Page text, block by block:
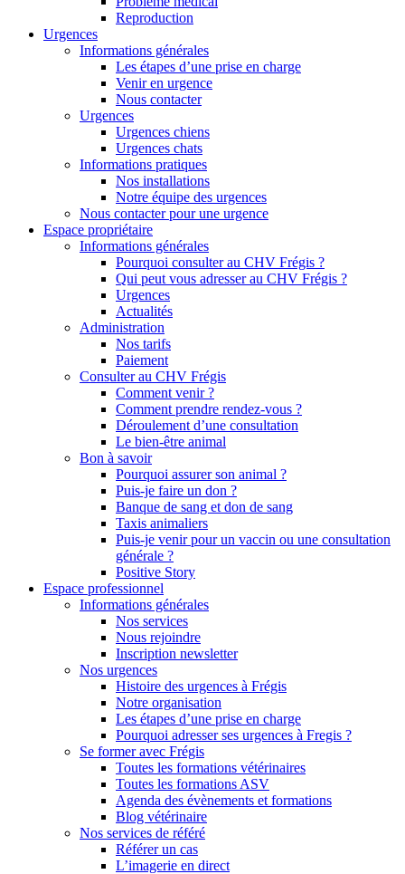
Reproduction
Urgences
Informations générales
Les étapes d’une prise en charge
Venir en urgence
Nous contacter
Urgences
Urgences chiens
Urgences chats
Informations pratiques
Nos installations
Notre équipe des urgences
Nous contacter pour une urgence
Espace propriétaire
Informations générales
Pourquoi consulter au CHV Frégis ?
Qui peut vous adresser au CHV Frégis ?
Urgences
Actualités
Administration
Nos tarifs
Paiement
Consulter au CHV Frégis
Comment venir ?
Comment prendre rendez-vous ?
Déroulement d’une consultation
Le bien-être animal
Bon à savoir
Pourquoi assurer son animal ?
Puis-je faire un don ?
Banque de sang et don de sang
Taxis animaliers
Puis-je venir pour un vaccin ou une consultation
générale ?
Positive Story
Espace professionnel
Informations générales
Nos services
Nous rejoindre
Inscription newsletter
Nos urgences
Histoire des urgences à Frégis
Notre organisation
Les étapes d’une prise en charge
Pourquoi adresser ses urgences à Fregis ?
Se former avec Frégis
Toutes les formations vétérinaires
Toutes les formations ASV
Agenda des évènements et formations
Blog vétérinaire
Nos services de référé
Référer un cas
L’imagerie en direct